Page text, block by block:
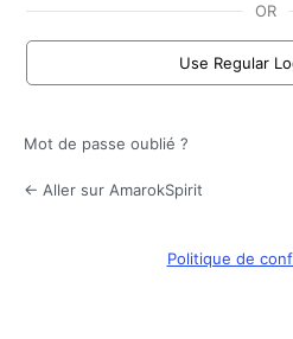
OR
Use Regular
Mot de passe oublié ?
← Aller sur AmarokSpirit
Politique de